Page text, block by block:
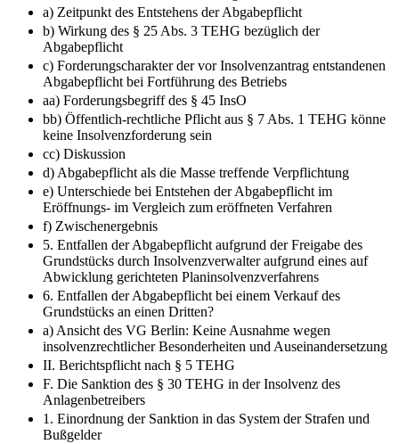
a) Zeitpunkt des Entstehens der Abgabepflicht
b) Wirkung des § 25 Abs. 3 TEHG bezüglich der
Abgabepflicht
c) Forderungscharakter der vor Insolvenzantrag entstandenen
Abgabepflicht bei Fortführung des Betriebs
aa) Forderungsbegriff des § 45 InsO
bb) Öffentlich-rechtliche Pflicht aus § 7 Abs. 1 TEHG könne
keine Insolvenzforderung sein
cc) Diskussion
d) Abgabepflicht als die Masse treffende Verpflichtung
e) Unterschiede bei Entstehen der Abgabepflicht im
Eröffnungs- im Vergleich zum eröffneten Verfahren
f) Zwischenergebnis
5. Entfallen der Abgabepflicht aufgrund der Freigabe des
Grundstücks durch Insolvenzverwalter aufgrund eines auf
Abwicklung gerichteten Planinsolvenzverfahrens
6. Entfallen der Abgabepflicht bei einem Verkauf des
Grundstücks an einen Dritten?
a) Ansicht des VG Berlin: Keine Ausnahme wegen
insolvenzrechtlicher Besonderheiten und Auseinandersetzung
II. Berichtspflicht nach § 5 TEHG
F. Die Sanktion des § 30 TEHG in der Insolvenz des
Anlagenbetreibers
1. Einordnung der Sanktion in das System der Strafen und
Bußgelder